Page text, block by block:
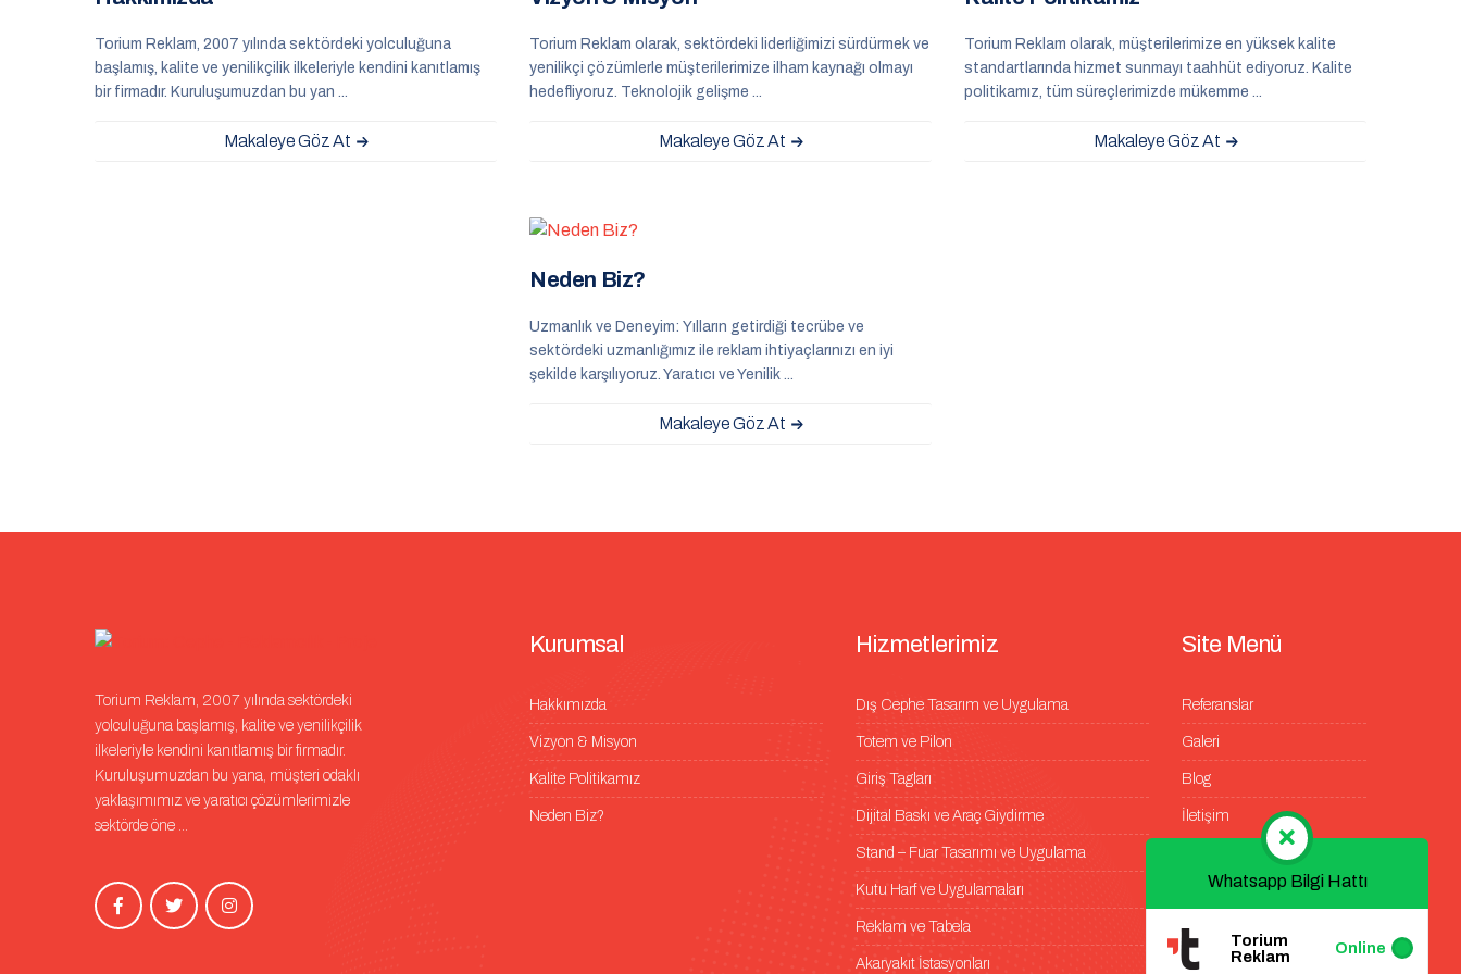
Torium Reklam, 2007 yılında sektördeki yolculuğuna
başlamış, kalite ve yenilikçilik ilkeleriyle kendini kanıtlamış
bir firmadır. Kuruluşumuzdan bu yan ...
Makaleye Göz At
Torium Reklam olarak, sektördeki liderliğimizi sürdürmek ve
yenilikçi çözümlerle müşterilerimize ilham kaynağı olmayı
hedefliyoruz. Teknolojik gelişme ...
Makaleye Göz At
Torium Reklam olarak, müşterilerimize en yüksek kalite
standartlarında hizmet sunmayı taahhüt ediyoruz. Kalite
politikamız, tüm süreçlerimizde mükemme ...
Makaleye Göz At
Neden Biz?
Uzmanlık ve Deneyim: Yılların getirdiği tecrübe ve
sektördeki uzmanlığımız ile reklam ihtiyaçlarınızı en iyi
şekilde karşılıyoruz. Yaratıcı ve Yenilik ...
Makaleye Göz At
Torium Reklam, 2007 yılında sektördeki
yolculuğuna başlamış, kalite ve yenilikçilik
ilkeleriyle kendini kanıtlamış bir firmadır.
Kuruluşumuzdan bu yana, müşteri odaklı
yaklaşımımız ve yaratıcı çözümlerimizle
sektörde öne ...
Kurumsal
Hakkımızda
Vizyon & Misyon
Kalite Politikamız
Neden Biz?
Hizmetl erimiz
Dış Cephe Tasarım ve Uygulama
Totem ve Pilon
Giriş Tagları
Dijital Baskı ve Araç Giydirme
Stand – Fuar Tasarımı ve Uygulama
Kutu Harf ve Uygulamaları
Reklam ve Tabela
Akaryakıt İstasyonları
Site Menü
Referanslar
Galeri
Blog
İletişim
Whatsapp Bilgi Hattı
Torium
Reklam
Online